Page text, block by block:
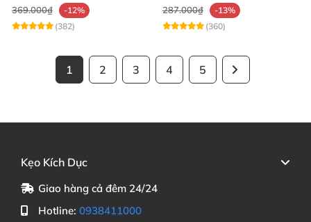
369.000₫
-12%
(382)
287.000₫
-13%
(360)
1 2 3 4 5
Kẹo Kích Dục
Giao hàng cả đêm 24/24
Hotline: 0938411000